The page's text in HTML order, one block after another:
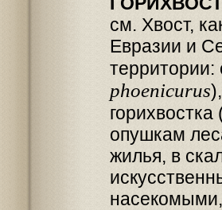
см. Хвост,
Евразии и
территории:
phoenicurus
горихвостка
опушкам
жилья, в